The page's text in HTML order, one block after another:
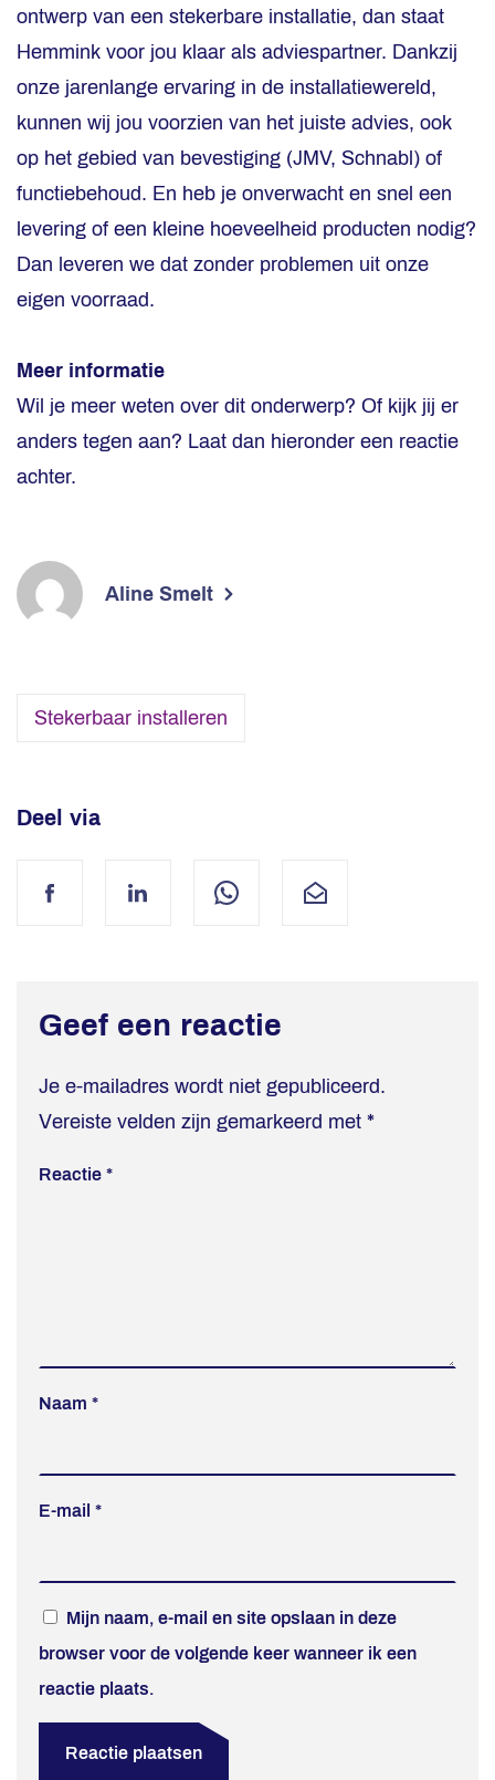
ontwerp van een stekerbare installatie, dan staat
Hemmink voor jou klaar als adviespartner. Dankzij
onze jarenlange ervaring in de installatiewereld,
kunnen wij jou voorzien van het juiste advies, ook
op het gebied van bevestiging (JMV, Schnabl) of
functiebehoud. En heb je onverwacht en snel een
levering of een kleine hoeveelheid producten nodig?
Dan leveren we dat zonder problemen uit onze
eigen voorraad.
Meer informatie
Wil je meer weten over dit onderwerp? Of kijk jij er
anders tegen aan? Laat dan hieronder een reactie
achter.
Aline Smelt
Stekerbaar installeren
Deel via
FacebookLinkedIn WhatsAppMail
Geef een reactie
Je e-mailadres wordt niet gepubliceerd.
Vereiste velden zijn gemarkeerd met *
Reactie *
Naam *
E-mail *
Mijn naam, e-mail en site opslaan in deze
browser voor de volgende keer wanneer ik een
reactie plaats.